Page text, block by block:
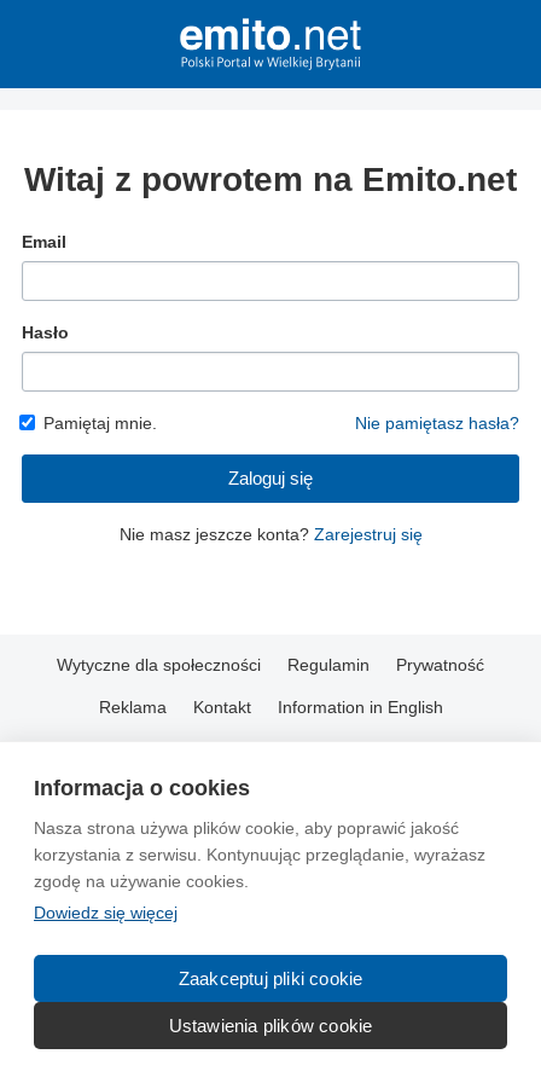
Informacja o cookies
Nasza strona używa plików cookie, aby poprawić jakość
korzystania z serwisu. Kontynuując przeglądanie, wyrażasz
zgodę na używanie cookies.
Dowiedz się więcej
Zaakceptuj pliki cookie
Ustawienia plików cookie
Witaj z powrotem na Emito.net
Email
Hasło
Pamiętaj mnie. Nie pamiętasz hasła?
Zaloguj się
Nie masz jeszcze konta? Zarejestruj się
Wytyczne dla społeczności Regulamin Prywatność
Reklama Kontakt Information in English